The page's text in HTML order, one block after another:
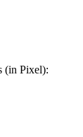
(in Pixel):